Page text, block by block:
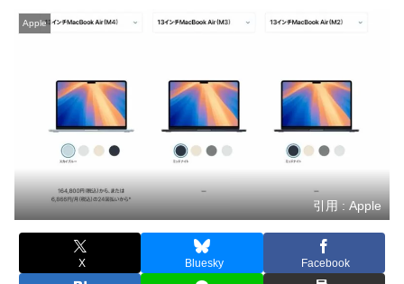
Apple
引用 : Apple
X Bluesky Facebook